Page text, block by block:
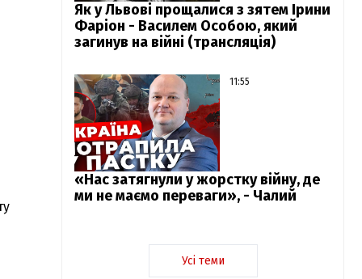
Як у Львові прощалися з зятем Ірини
Фаріон - Василем Особою, який
загинув на війні (трансляція)
11:55
«Нас затягнули у жорстку війну, де
ми не маємо переваги», - Чалий
Усі теми